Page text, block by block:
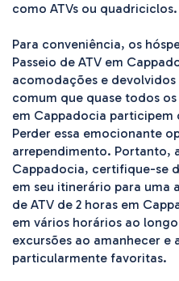
como ATVs ou quadriciclos.
Para conveniência, os
Passeio de ATV em
acomodações e devolvidos
comum que quase todos
em Cappadocia participem
Perder essa emocionante
arrependimento. Portanto,
Cappadocia, certifique-se
em seu itinerário para uma
de ATV de 2 horas em
em vários horários ao
excursões ao amanhecer e
particularmente favoritas.